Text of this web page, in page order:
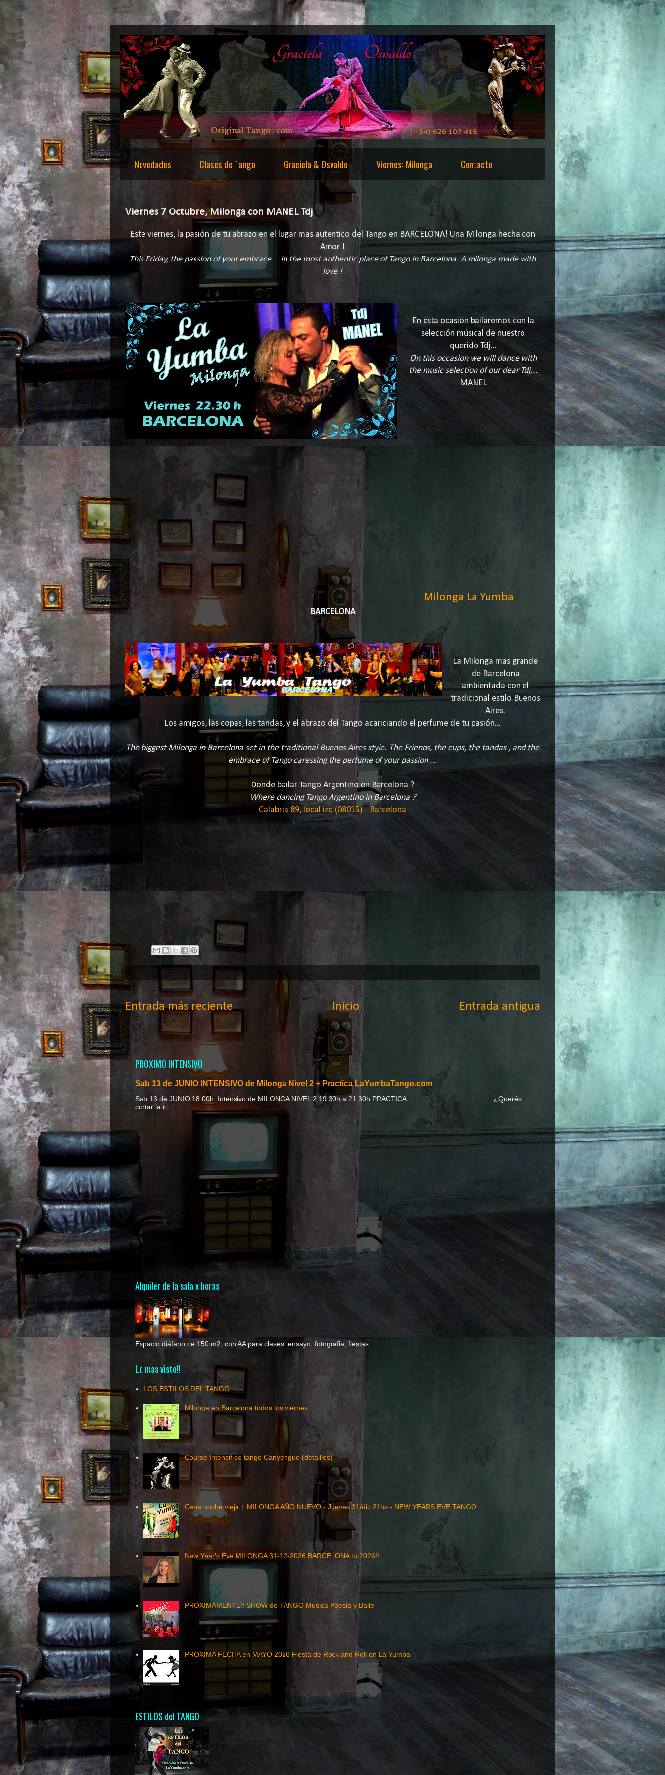
Novedades Clases de Tango Graciela & Osvaldo Viernes: Milonga Contacto
Viernes 7 Octubre, Milonga con MANEL Tdj
Este viernes, la pasión de tu abrazo en el lugar mas autentico del Tango en BARCELONA! Una Milonga hecha con
Amor !
This Friday, the passion of your embrace... in the most authentic place of Tango in Barcelona. A milonga made with
love !
En ésta ocasión bailaremos con la
selección músical de nuestro
querido Tdj...
On this occasion we will dance with
the music selection of our dear Tdj...
MANEL
Milonga La Yumba
BARCELONA
La Milonga mas grande
de Barcelona
ambientada con el
tradicional estilo Buenos
Aires.
Los amigos, las copas, las tandas, y el abrazo del Tango acariciando el perfume de tu pasión...
The biggest Milonga in Barcelona set in the traditional Buenos Aires style. The Friends, the cups, the tandas , and the
embrace of Tango caressing the perfume of your passion ...
Donde bailar Tango Argentino en Barcelona ?
Where dancing Tango Argentino in Barcelona ?
Calabria 89, local izq (08015) - Barcelona
Entrada más reciente Entrada antigua
Inicio
PROXIMO INTENSIVO
Sab 13 de JUNIO INTENSIVO de Milonga Nivel 2 + Practica LaYumbaTango.com
Sab 13 de JUNIO 18:00h Intensivo de MILONGA NIVEL 2 19:30h a 21:30h PRACTICA ¿Querés
cortar la r...
Alquiler de la sala x horas
Espacio diáfano de 150 m2, con AA para clases, ensayo, fotografia, fiestas.
Lo mas visto!!
LOS ESTILOS DEL TANGO
Milonga en Barcelona todos los viernes
Course Intensif de tango Canyengue (detailles)
Cena noche vieja + MILONGA AÑO NUEVO - Jueves 31/dic 21hs - NEW YEARS EVE TANGO
New Year's Eve MILONGA 31-12-2026 BARCELONA to 2026!!!
PROXIMAMENTE!! SHOW de TANGO Musica Poesia y Baile
PROXIMA FECHA en MAYO 2026 Fiesta de Rock and Roll en La Yumba
ESTILOS del TANGO